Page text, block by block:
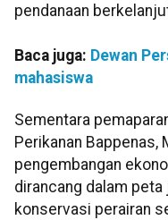
pendanaan
Baca juga: Dewan
mahasiswa
Sementara
Perikanan Bappenas,
pengembangan
dirancang dalam
konservasi perairan